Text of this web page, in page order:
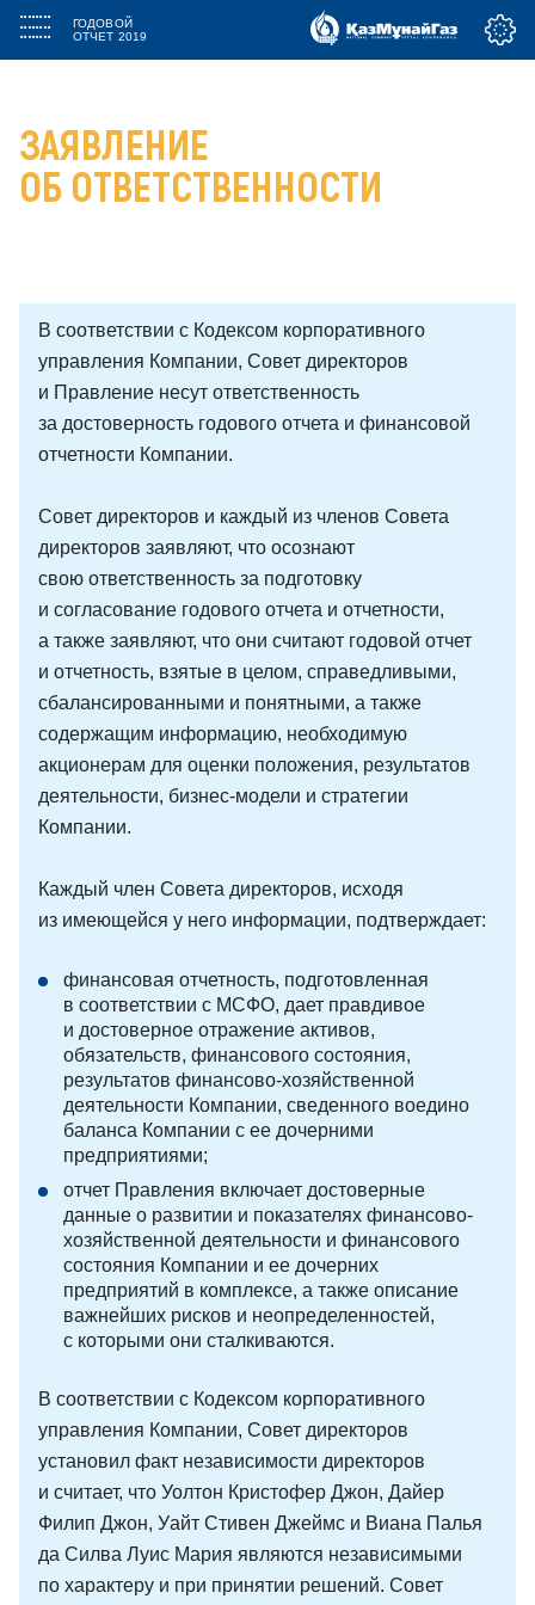
ГОДОВОЙ
ОТЧЕТ 2019
ЗАЯВЛЕНИЕ
ОБ ОТВЕТСТВЕННОСТИ
В соответствии с Кодексом корпоративного
управления Компании, Совет директоров
и Правление несут ответственность
за достоверность годового отчета и финансовой
отчетности Компании.
Совет директоров и каждый из членов Совета
директоров заявляют, что осознают
свою ответственность за подготовку
и согласование годового отчета и отчетности,
а также заявляют, что они считают годовой отчет
и отчетность, взятые в целом, справедливыми,
сбалансированными и понятными, а также
содержащим информацию, необходимую
акционерам для оценки положения, результатов
деятельности, бизнес-модели и стратегии
Компании.
Каждый член Совета директоров, исходя
из имеющейся у него информации, подтверждает:
финансовая отчетность, подготовленная
в соответствии с МСФО, дает правдивое
и достоверное отражение активов,
обязательств, финансового состояния,
результатов финансово-хозяйственной
деятельности Компании, сведенного воедино
баланса Компании с ее дочерними
предприятиями;
отчет Правления включает достоверные
данные о развитии и показателях финансово-
хозяйственной деятельности и финансового
состояния Компании и ее дочерних
предприятий в комплексе, а также описание
важнейших рисков и неопределенностей,
с которыми они сталкиваются.
В соответствии с Кодексом корпоративного
управления Компании, Совет директоров
установил факт независимости директоров
и считает, что Уолтон Кристофер Джон, Дайер
Филип Джон, Уайт Стивен Джеймс и Виана Палья
да Силва Луис Мария являются независимыми
по характеру и при принятии решений. Совет